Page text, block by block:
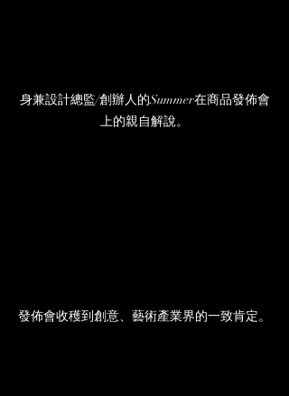
身兼設計總監/創辦人的Summer在商品發佈會
上的親自解說。
發佈會收穫到創意、藝術產業界的一致肯定。